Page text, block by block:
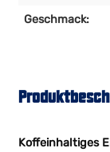
Geschmack:
Koffeinhaltiges